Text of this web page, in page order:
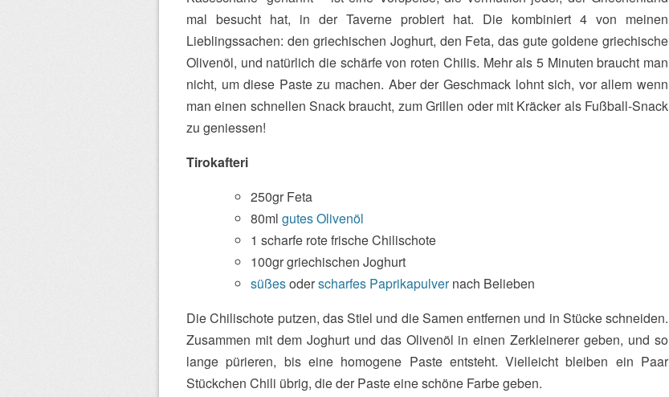
mal besucht hat, in der Taverne probiert hat. Die kombiniert 4 von meinen
Lieblingssachen: den griechischen Joghurt, den Feta, das gute goldene griechische
Olivenöl, und natürlich die schärfe von roten Chilis. Mehr als 5 Minuten braucht man
nicht, um diese Paste zu machen. Aber der Geschmack lohnt sich, vor allem wenn
man einen schnellen Snack braucht, zum Grillen oder mit Kräcker als Fußball-Snack
zu geniessen!
Tirokafteri
250gr Feta
80ml gutes Olivenöl
1 scharfe rote frische Chilischote
100gr griechischen Joghurt
süßesoderscharfes Paprikapulvernach Belieben
Die Chilischote putzen, das Stiel und die Samen entfernen und in Stücke schneiden.
Zusammen mit dem Joghurt und das Olivenöl in einen Zerkleinerer geben, und so
lange pürieren, bis eine homogene Paste entsteht. Vielleicht bleiben ein Paar
Stückchen Chili übrig, die der Paste eine schöne Farbe geben.